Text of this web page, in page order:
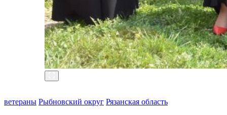
ветераны Рыбновский округ Рязанская область